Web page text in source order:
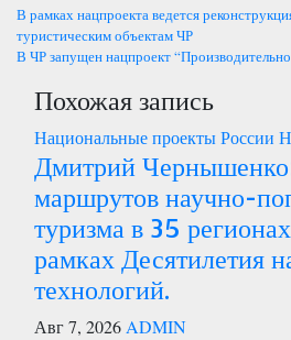
Навигация
по
записям
В рамках нацпроекта ведется
туристическим объектам ЧР
В ЧР запущен нацпроект
Похожая запись
Национальные проекты России
Дмитрий
маршрутов научно-
туризма в 35
рамках Десятилетия
технологий.
Авг 7, 2026 ADMIN